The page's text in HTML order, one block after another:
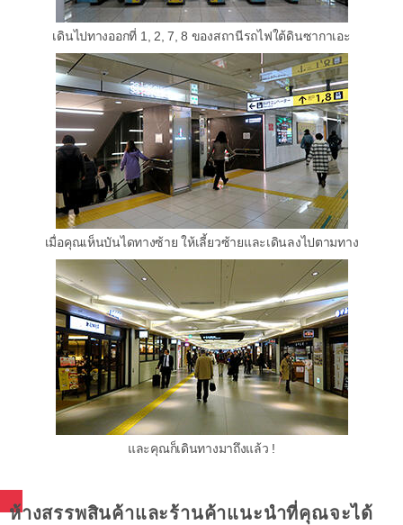
เดินไปทางออกที่ 1, 2, 7, 8 ของสถานีรถไฟใต้ดินซากาเอะ
เมื่อคุณเห็นบันไดทางซ้าย ให้เลี้ยวซ้ายและเดินลงไปตามทาง
และคุณก็เดินทางมาถึงแล้ว !
ห้างสรรพสินค้าและร้านค้าแนะนำที่คุณจะได้